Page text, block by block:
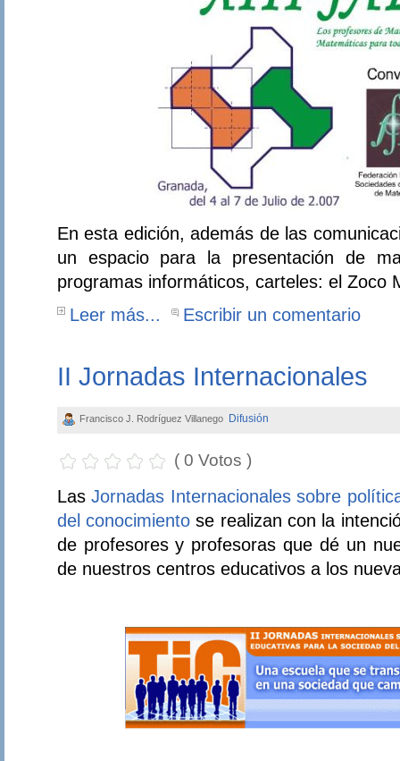
En esta edición, además de las
un espacio para la presentación de
programas informáticos, carteles: el Zoco
Leer más...
Escribir un comentario
II Jornadas Internacionales
Francisco J. Rodríguez Villanego Difusión
( 0 Votos )
LasJornadas Internacionales sobre
del conocimiento se realizan con la
de profesores y profesoras que dé un
de nuestros centros educativos a los